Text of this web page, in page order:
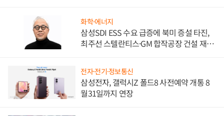
화학·에너지
삼성SDI ESS 수요 급증에 북미 증설 타진,
최주선 스텔란티스·GM 합작공장 건설 재추
전자·전기·정보통신
삼성전자, 갤럭시Z 폴드8 사전예약 개통 8
월31일까지 연장